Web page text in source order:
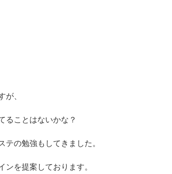
が、
ることはないかな？
テの勉強もしてきました。
ンを提案しております。